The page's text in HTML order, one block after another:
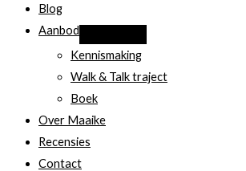
Blog
Aanbod
Kennismaking
Walk & Talk traject
Boek
Over Maaike
Recensies
Contact